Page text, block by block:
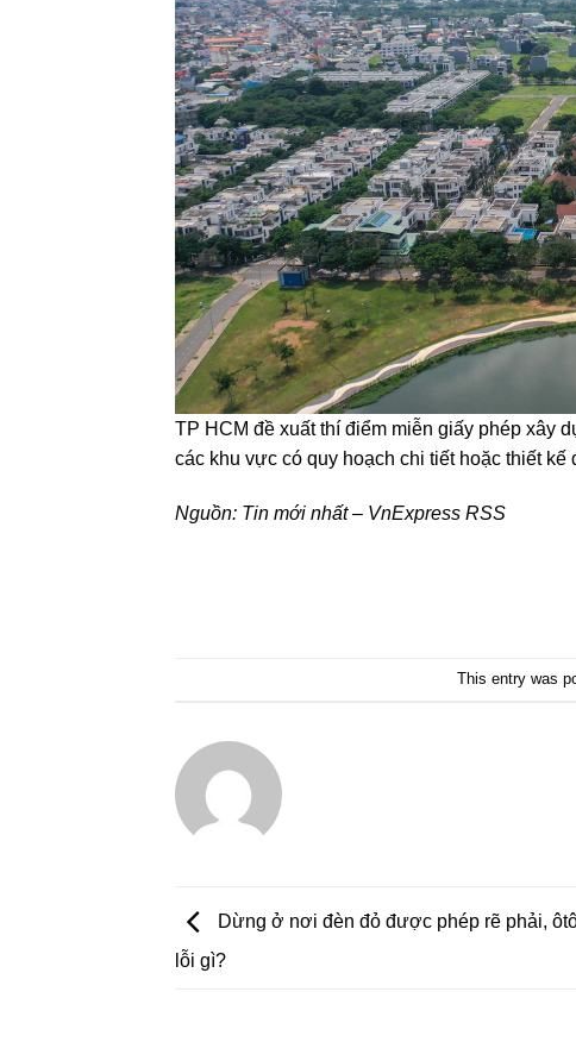
TP HCM đề xuất thí điểm miễn giấy phép xây
các khu vực có quy hoạch chi tiết hoặc thiết kế
Nguồn: Tin mới nhất – VnExpress RSS
This entry was
Dừng ở nơi đèn đỏ được phép rẽ phải,
lỗi gì?